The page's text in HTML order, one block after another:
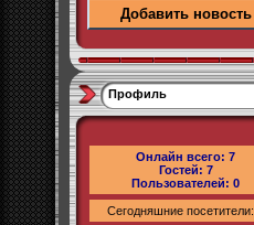
Добавить новость
Профиль
Онлайн всего: 7
Гостей: 7
Пользователей: 0
Сегодняшние посетители: